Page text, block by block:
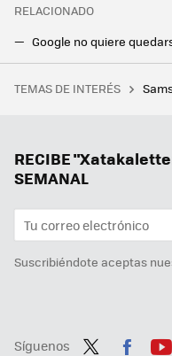
RELACIONADO
TEMAS DE INTERÉS
RECIBE
SEMANAL
Suscribiéndote aceptas
Síguenos